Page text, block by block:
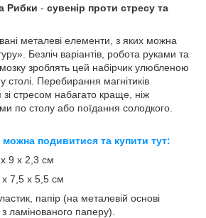
Рибки - сувенір проти стресу та
металеві елементи, з яких можна
Безліч варіантів, робота руками та
зроблять цей набірчик улюбленою
Перебирання магнітиків
стресом набагато краще, ніж
по столу або поїдання солодкого.
можна подивитися та купити тут:
9 х 2,3 см
х 7,5 х 5,5 см
папір (на металевій основі
ламінованого паперу).